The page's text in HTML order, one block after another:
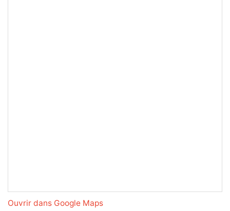
Ouvrir dans Google Maps